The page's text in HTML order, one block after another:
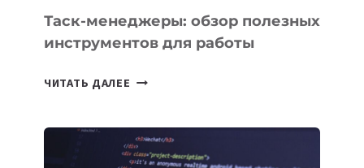
Таск-менеджеры: обзор полезных
инструментов для работы
ЧИТАТЬ ДАЛЕЕ ТАСК-
ПОЛЕЗНЫХ
ИНСТРУМЕНТОВ